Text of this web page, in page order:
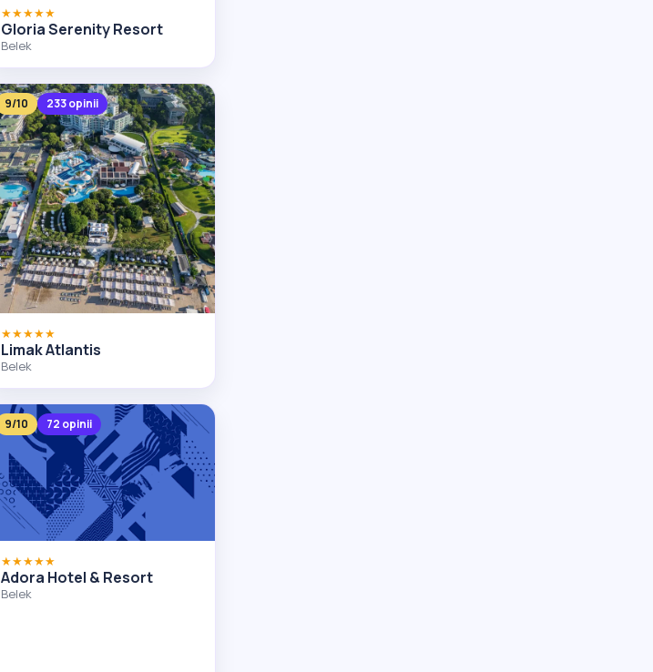
★★★★★
Gloria Serenity Resort
Belek
9/10 233 opinii
★★★★★
Limak Atlantis
Belek
9/10 72 opinii
★★★★★
Adora Hotel & Resort
Belek